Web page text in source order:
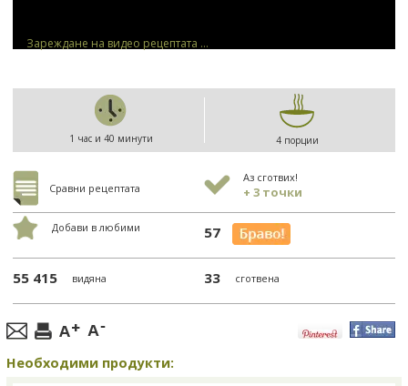
Зареждане на видео рецептата ...
1 час и 40 минути 4 порции
Сравни рецептата
Аз сготвих!
+ 3 точки
Добави в любими 57
55 415 видяна 33 сготвена
Необходими продукти: